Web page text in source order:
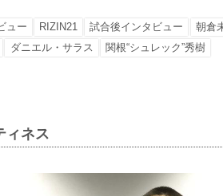
ュー RIZIN21 試合後インタビュー 朝倉
ダニエル・サラス 関根“シュレック”秀樹
ィネス